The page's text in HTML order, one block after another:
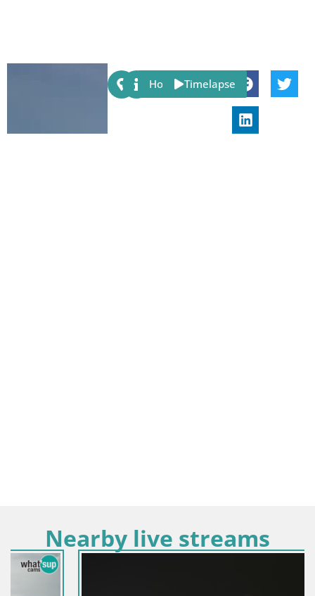
Share:
Host Timelapse
Nearby live streams